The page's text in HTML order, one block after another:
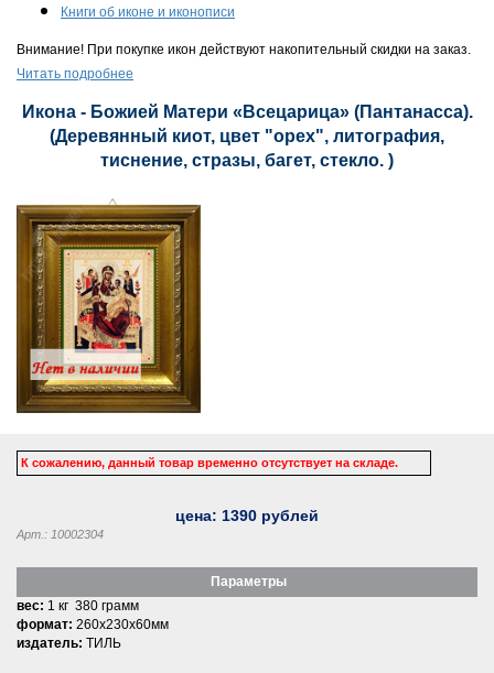
Книги об иконе и иконописи
Внимание! При покупке икон действуют накопительный скидки на заказ.
Читать подробнее
Икона - Божией Матери «Всецарица» (Пантанасса).
(Деревянный киот, цвет "орех", литография,
тиснение, стразы, багет, стекло. )
К сожалению, данный товар временно отсутствует на складе.
цена: 1390 рублей
Арт.: 10002304
Параметры
вес: 1 кг 380 грамм
формат: 260x230x60мм
издатель: ТИЛЬ